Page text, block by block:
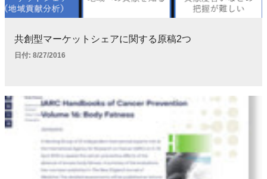
共創型マーケットシェアに関する原稿2つ
日付: 8/27/2016